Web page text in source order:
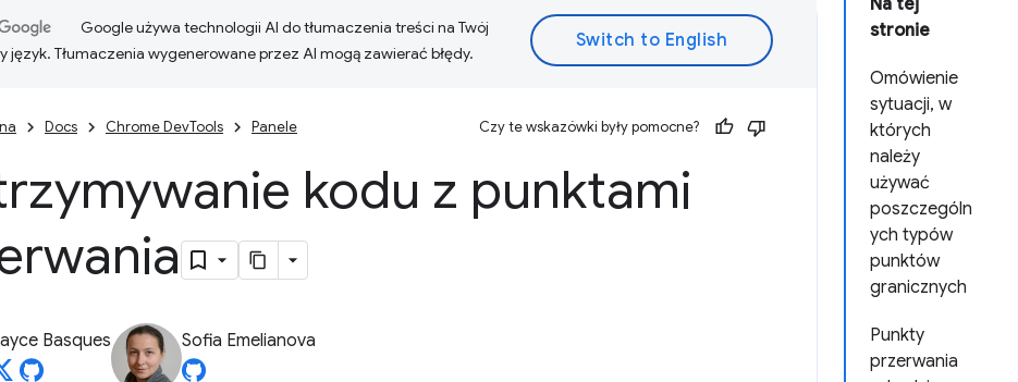
Na tej
stronie
Omówienie
sytuacji, w
których
należy
używać
poszczególn
ych typów
punktów
granicznych
Punkty
przerwania
Google używa technologii AI do tłumaczenia treści na Twój
język. Tłumaczenia wygenerowane przez AI mogą zawierać błędy.
Docs Chrome DevTools Panele Czy te wskazówki były pomocne?
kodu z punktami
Basques Sofia Emelianova